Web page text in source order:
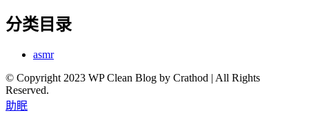
分类目录
asmr
© Copyright 2023 WP Clean Blog by Crathod | All Rights
Reserved.
助眠